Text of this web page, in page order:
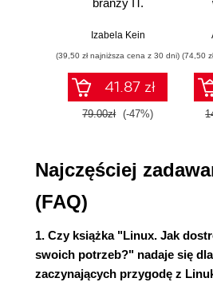
Rodzaje i strategie
Sposoby tworzenia
Przestrzeń dyskowa i
Kontrolowanie procesów
Tworzenie pamięci
Tworzenie pamięci
Rozdział 5. Elementy
plików (69)
Rodzaje elementów
branży IT.
przykłady i
Izabela Kein
(39,50 zł najniższa cena z 30 dni)
41.87 zł
79.00zł (-47%)
(74,50
Najczęściej
(FAQ)
1. Czy książka "Linux. Jak
swoich potrzeb?" nadaje się
zaczynających przygodę z